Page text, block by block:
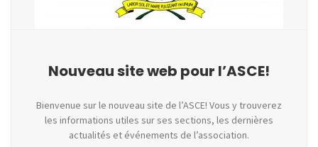
Nouveau site web pour l’ASCE!
Bienvenue sur le nouveau site de l’ASCE! Vous y trouverez
les informations utiles sur ses sections, les dernières
actualités et événements de l’association.